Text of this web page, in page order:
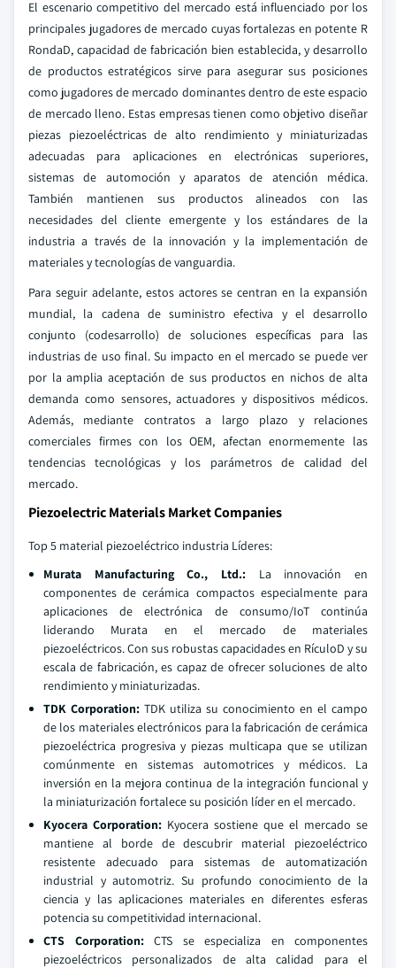
El escenario competitivo del mercado está influenciado por los
principales jugadores de mercado cuyas fortalezas en potente R
RondaD, capacidad de fabricación bien establecida, y desarrollo
de productos estratégicos sirve para asegurar sus posiciones
como jugadores de mercado dominantes dentro de este espacio
de mercado lleno. Estas empresas tienen como objetivo diseñar
piezas piezoeléctricas de alto rendimiento y miniaturizadas
adecuadas para aplicaciones en electrónicas superiores,
sistemas de automoción y aparatos de atención médica.
También mantienen sus productos alineados con las
necesidades del cliente emergente y los estándares de la
industria a través de la innovación y la implementación de
materiales y tecnologías de vanguardia.
Para seguir adelante, estos actores se centran en la expansión
mundial, la cadena de suministro efectiva y el desarrollo
conjunto (codesarrollo) de soluciones específicas para las
industrias de uso final. Su impacto en el mercado se puede ver
por la amplia aceptación de sus productos en nichos de alta
demanda como sensores, actuadores y dispositivos médicos.
Además, mediante contratos a largo plazo y relaciones
comerciales firmes con los OEM, afectan enormemente las
tendencias tecnológicas y los parámetros de calidad del
mercado.
Piezoelectric Materials Market Companies
Top 5 material piezoeléctrico industria Líderes:
Murata Manufacturing Co., Ltd.: La innovación en
componentes de cerámica compactos especialmente para
aplicaciones de electrónica de consumo/IoT continúa
liderando Murata en el mercado de materiales
piezoeléctricos. Con sus robustas capacidades en RículoD y su
escala de fabricación, es capaz de ofrecer soluciones de alto
rendimiento y miniaturizadas.
TDK Corporation: TDK utiliza su conocimiento en el campo
de los materiales electrónicos para la fabricación de cerámica
piezoeléctrica progresiva y piezas multicapa que se utilizan
comúnmente en sistemas automotrices y médicos. La
inversión en la mejora continua de la integración funcional y
la miniaturización fortalece su posición líder en el mercado.
Kyocera Corporation: Kyocera sostiene que el mercado se
mantiene al borde de descubrir material piezoeléctrico
resistente adecuado para sistemas de automatización
industrial y automotriz. Su profundo conocimiento de la
ciencia y las aplicaciones materiales en diferentes esferas
potencia su competitividad internacional.
CTS Corporation: CTS se especializa en componentes
piezoeléctricos personalizados de alta calidad para el